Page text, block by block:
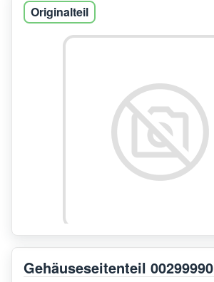
Originalteil
Gehäuseseitenteil 00299990